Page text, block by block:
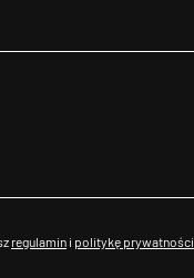
regulamin i politykę prywatności